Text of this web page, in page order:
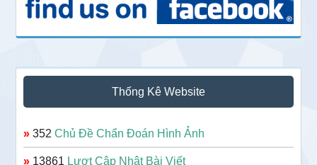
Thống Kê Website
» 352Chủ Đề Chẩn Đoán Hình Ảnh
» 13861 Lượt Cập Nhật Bài Viết